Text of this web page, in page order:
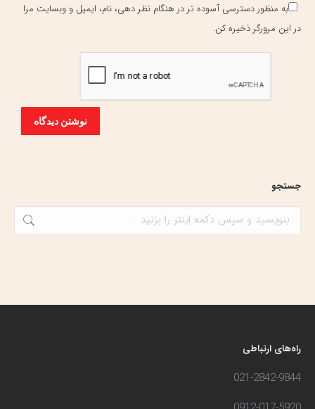
به منظور دسترسی آسوده تر در هنگام نظر دهی، نام، ایمیل و وبسایت مرا
در این مرورگر ذخیره کن.
نوشتن دیدگاه
جستجو
جستجو:
راه‌های ارتباطی
021-2842-9844